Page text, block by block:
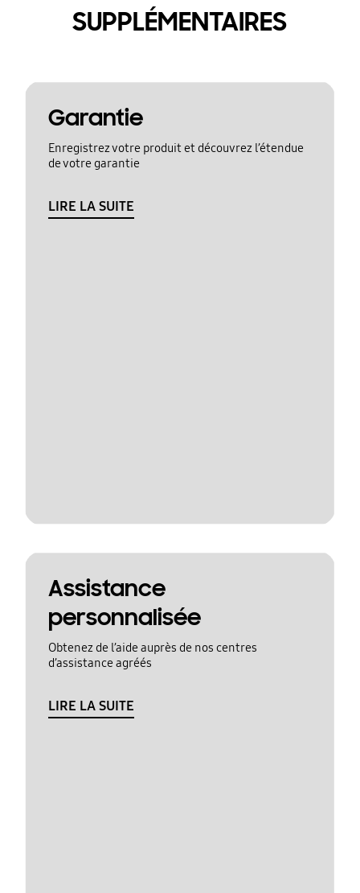
SUPPLÉMENTAIRES
Garantie
Enregistrez votre produit et découvrez l’étendue
de votre garantie
LIRE LA SUITE
Assistance
personnalisée
Obtenez de l’aide auprès de nos centres
d’assistance agréés
LIRE LA SUITE